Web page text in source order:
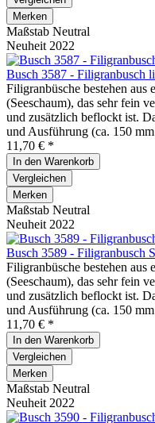
Merken
Maßstab Neutral
Neuheit 2022
Busch 3587 - Filigranbusch
Filigranbüsche bestehen aus
(Seeschaum), das sehr fein
und zusätzlich beflockt ist.
und Ausführung (ca. 150
11,70 € *
In den Warenkorb
Vergleichen
Merken
Maßstab Neutral
Neuheit 2022
Busch 3589 - Filigranbusch
Filigranbüsche bestehen aus
(Seeschaum), das sehr fein
und zusätzlich beflockt ist.
und Ausführung (ca. 150
11,70 € *
In den Warenkorb
Vergleichen
Merken
Maßstab Neutral
Neuheit 2022